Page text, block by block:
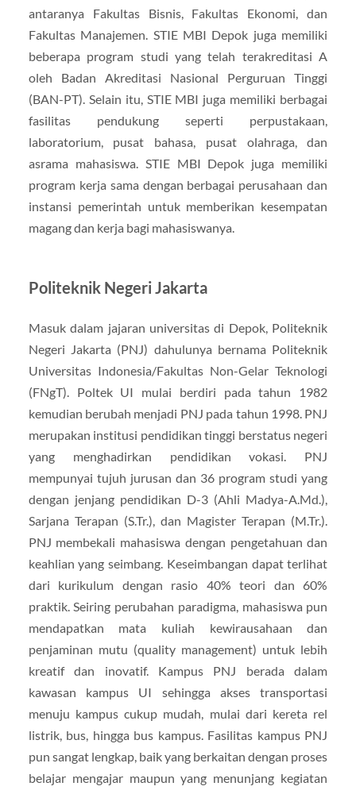
antaranya Fakultas Bisnis, Fakultas Ekonomi, dan
Fakultas Manajemen. STIE MBI Depok juga memiliki
beberapa program studi yang telah terakreditasi A
oleh Badan Akreditasi Nasional Perguruan Tinggi
(BAN-PT). Selain itu, STIE MBI juga memiliki berbagai
fasilitas pendukung seperti perpustakaan,
laboratorium, pusat bahasa, pusat olahraga, dan
asrama mahasiswa. STIE MBI Depok juga memiliki
program kerja sama dengan berbagai perusahaan dan
instansi pemerintah untuk memberikan kesempatan
magang dan kerja bagi mahasiswanya.
Politeknik Negeri Jakarta
Masuk dalam jajaran universitas di Depok, Politeknik
Negeri Jakarta (PNJ) dahulunya bernama Politeknik
Universitas Indonesia/Fakultas Non-Gelar Teknologi
(FNgT). Poltek UI mulai berdiri pada tahun 1982
kemudian berubah menjadi PNJ pada tahun 1998. PNJ
merupakan institusi pendidikan tinggi berstatus negeri
yang menghadirkan pendidikan vokasi. PNJ
mempunyai tujuh jurusan dan 36 program studi yang
dengan jenjang pendidikan D-3 (Ahli Madya-A.Md.),
Sarjana Terapan (S.Tr.), dan Magister Terapan (M.Tr.).
PNJ membekali mahasiswa dengan pengetahuan dan
keahlian yang seimbang. Keseimbangan dapat terlihat
dari kurikulum dengan rasio 40% teori dan 60%
praktik. Seiring perubahan paradigma, mahasiswa pun
mendapatkan mata kuliah kewirausahaan dan
penjaminan mutu (quality management) untuk lebih
kreatif dan inovatif. Kampus PNJ berada dalam
kawasan kampus UI sehingga akses transportasi
menuju kampus cukup mudah, mulai dari kereta rel
listrik, bus, hingga bus kampus. Fasilitas kampus PNJ
pun sangat lengkap, baik yang berkaitan dengan proses
belajar mengajar maupun yang menunjang kegiatan